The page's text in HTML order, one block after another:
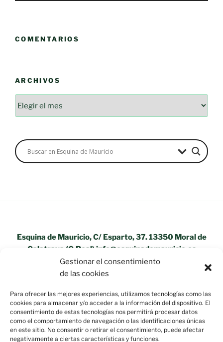
Gestionar el consentimiento
de las cookies
Para ofrecer las mejores experiencias, utilizamos tecnologías como las
cookies para almacenar y/o acceder a la información del dispositivo. El
consentimiento de estas tecnologías nos permitirá procesar datos
como el comportamiento de navegación o las identificaciones únicas
en este sitio. No consentir o retirar el consentimiento, puede afectar
negativamente a ciertas características y funciones.
COMENTARIOS
ARCHIVOS
Esquina de Mauricio, C/ Esparto, 37. 13350 Moral de
Calatrava (C.Real) info@esquinademauricio.es
«Aviso Legal»